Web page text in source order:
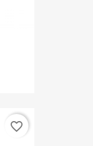
favorite_border